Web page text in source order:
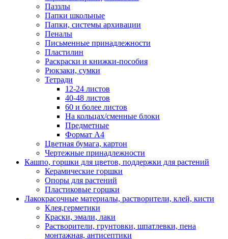
Паззлы
Папки школьные
Папки, системы архивации
Пеналы
Письменные принадлежности
Пластилин
Раскраски и книжки-пособия
Рюкзаки, сумки
Тетради
12-24 листов
40-48 листов
60 и более листов
На кольцах/сменные блоки
Предметные
Формат А4
Цветная бумага, картон
Чертежные принадлежности
Кашпо, горшки для цветов, поддержки для растений
Керамические горшки
Опоры для растений
Пластиковые горшки
Лакокрасочные материалы, растворители, клей, кисти
Клея,герметики
Краски, эмали, лаки
Растворители, грунтовки, шпатлевки, пена
монтажная, антисептики